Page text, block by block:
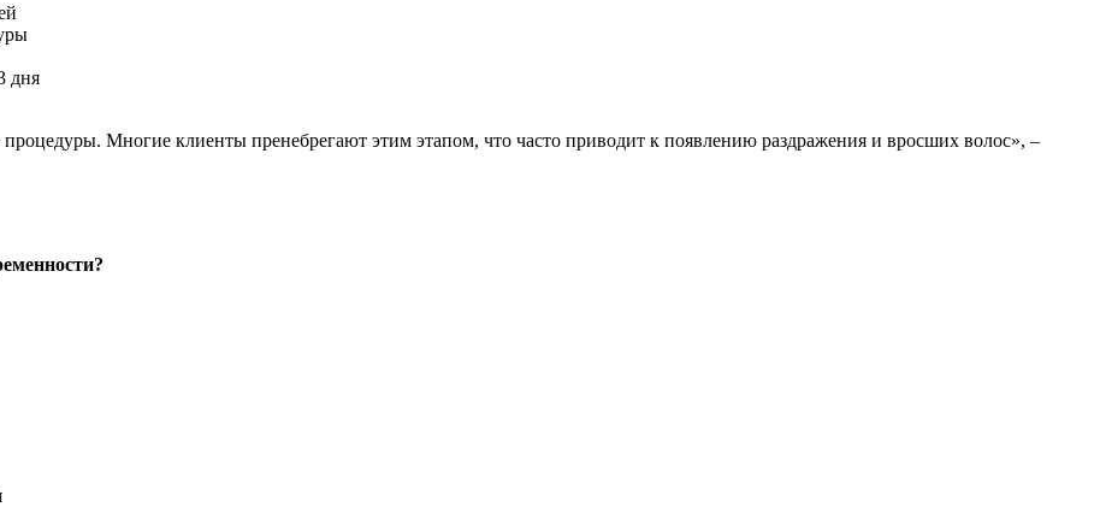
дня
Многие клиенты пренебрегают этим этапом, что часто приводит к появлению раздражения и вросших волос», –